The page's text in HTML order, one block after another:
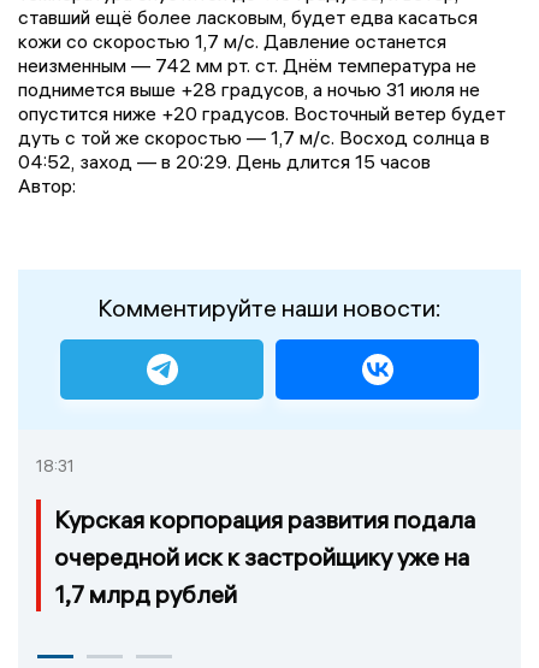
ставший ещё более ласковым, будет едва касаться
кожи со скоростью 1,7 м/с. Давление останется
неизменным — 742 мм рт. ст. Днём температура не
поднимется выше +28 градусов, а ночью 31 июля не
опустится ниже +20 градусов. Восточный ветер будет
дуть с той же скоростью — 1,7 м/с. Восход солнца в
04:52, заход — в 20:29. День длится 15 часов
Автор:
Комментируйте наши новости:
18:31
Курская корпорация развития подала
очередной иск к застройщику уже на
1,7 млрд рублей